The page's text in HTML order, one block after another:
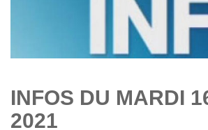
INFOS DU MARDI
2021